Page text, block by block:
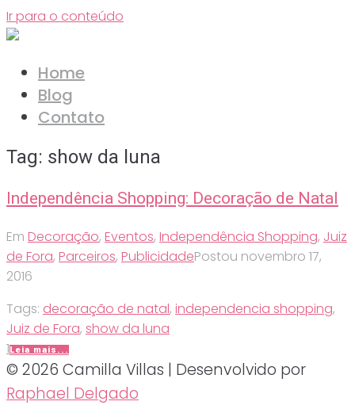
Ir para o conteúdo
Home
Blog
Contato
Tag: show da luna
Independência Shopping: Decoração de Natal
Em Decoração, Eventos, Independência Shopping, Juiz
de Fora, Parceiros, PublicidadePostou novembro 17,
2016
Tags: decoração de natal, independencia shopping,
Juiz de Fora, show da luna
1Leia mais...
© 2026 Camilla Villas | Desenvolvido por
Raphael Delgado